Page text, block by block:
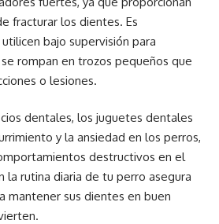
fracturar los dientes. Es
bajo supervisión para
rompan en trozos pequeños que
o lesiones.
dentales, los juguetes dentales
y la ansiedad en los perros,
destructivos en el
la rutina diaria de tu perro asegura
mantener sus dientes en buen